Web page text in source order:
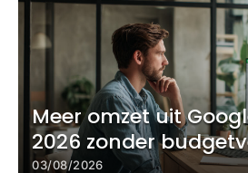
Meer omzet uit
2026 zonder
03/08/2026